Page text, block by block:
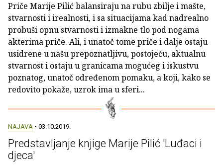
Priče Marije Pilić balansiraju na rubu zbilje i mašte,
stvarnosti i irealnosti, i sa situacijama kad nadrealno
probuši opnu stvarnosti i izmakne tlo pod nogama
akterima priče. Ali, i unatoč tome priče i dalje ostaju
usidrene u našu prepoznatljivu, postojeću, aktualnu
stvarnost i ostaju u granicama mogućeg i iskustvu
poznatog, unatoč određenom pomaku, a koji, kako se
redovito pokaže, uzrok ima u sferi...
NAJAVA • 03.10.2019.
Predstavljanje knjige Marije Pilić 'Luđaci i
djeca'